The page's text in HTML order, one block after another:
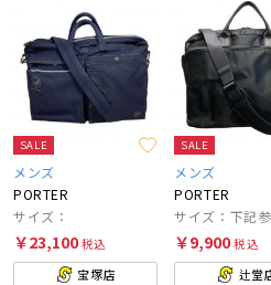
SALE
メンズ
PORTER
サイズ：
￥23,100税込
宝塚店
SALE
メンズ
PORTER
サイズ：下記
￥9,900税込
辻堂